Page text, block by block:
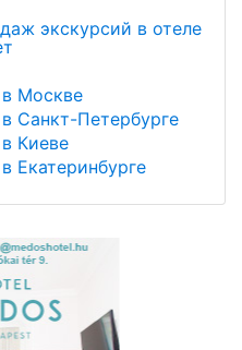
экскурсий в отеле
Москве
Санкт-Петербурге
Киеве
Екатеринбурге